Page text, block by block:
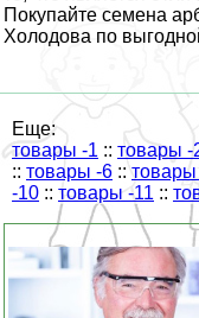
Покупайте семена
Холодова по
Еще:
товары -1 :: товары -
:: товары -6 :: товары
-10 :: товары -11 ::